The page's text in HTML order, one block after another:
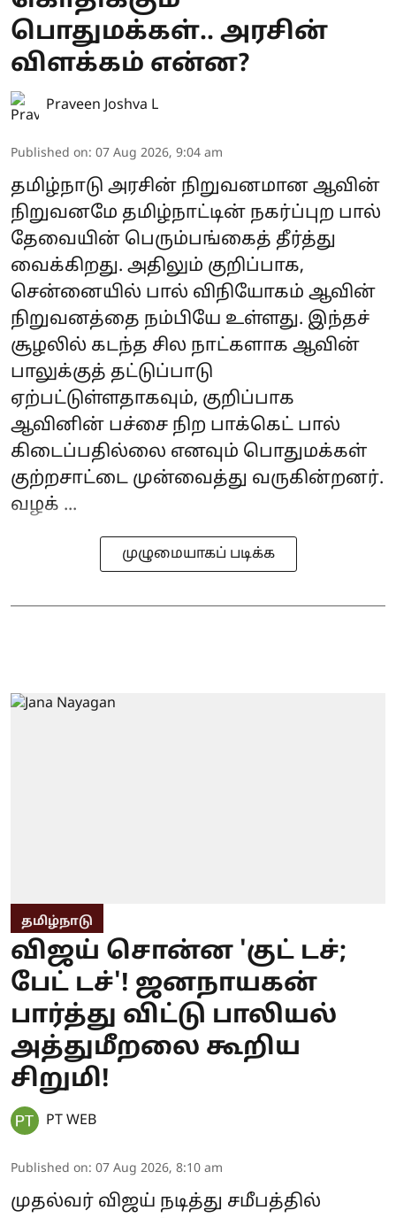
பொதுமக்கள்.. அரசின்
விளக்கம் என்ன?
Praveen Joshva L
Published on: 07 Aug 2026, 9:04 am
தமிழ்நாடு அரசின் நிறுவனமான ஆவின்
நிறுவனமே தமிழ்நாட்டின் நகர்ப்புற பால்
தேவையின் பெரும்பங்கைத் தீர்த்து
வைக்கிறது. அதிலும் குறிப்பாக,
சென்னையில் பால் விநியோகம் ஆவின்
நிறுவனத்தை நம்பியே உள்ளது. இந்தச்
சூழலில் கடந்த சில நாட்களாக ஆவின்
பாலுக்குத் தட்டுப்பாடு
ஏற்பட்டுள்ளதாகவும், குறிப்பாக
ஆவினின் பச்சை நிற‌ பாக்கெட் பால்
கிடைப்பதில்லை எனவும் பொதுமக்கள்
குற்றசாட்டை முன்வைத்து வருகின்றனர்.
வழக் ...
முழுமையாகப் படிக்க
தமிழ்நாடு
விஜய் சொன்ன 'குட் டச்;
பேட் டச்'! ஜனநாயகன்
பார்த்து விட்டு பாலியல்
அத்துமீறலை கூறிய
சிறுமி!
PT WEB
Published on: 07 Aug 2026, 8:10 am
முதல்வர் விஜய் நடித்து சமீபத்தில்